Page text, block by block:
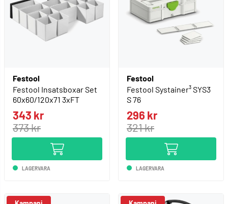
Festool
Festool Insatsboxar Set
60x60/120x71 3xFT
343 kr
373 kr
LAGERVARA
Festool
Festool Systainer³ SYS3
S 76
296 kr
321 kr
LAGERVARA